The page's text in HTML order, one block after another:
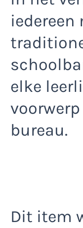
iedereen
elke
bureau.
Dit item